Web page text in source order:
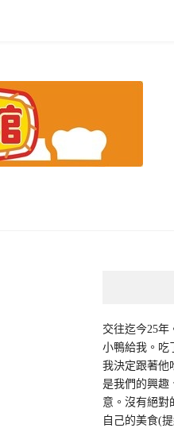
交往迄今25年
小鴨給我。吃
我決定跟著他
是我們的興趣
意。沒有絕對
自己的美食(